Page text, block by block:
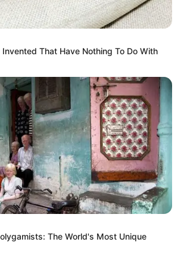
hombre en el barrio Villa María
That Have Nothing To Do With
The World's Most Unique